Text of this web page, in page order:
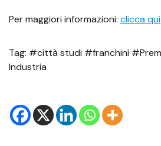
Per maggiori informazioni: clicca qui
Tag: #città studi #franchini
Industria